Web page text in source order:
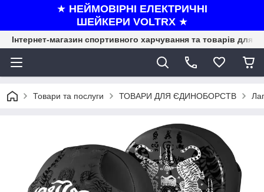
★ НЕЙМОВІРНІ ЕЛЕКТРИЧНІ
ШЕЙКЕРИ VOLTRX ★
Інтернет-магазин спортивного харчування та товарів для
Товари та послуги ТОВАРИ ДЛЯ ЄДИНОБОРСТВ